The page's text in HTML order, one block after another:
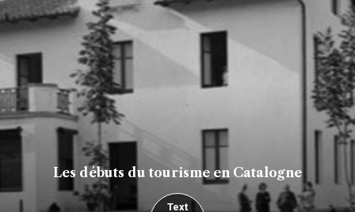
Les débuts du tourisme en Catalogne
Text